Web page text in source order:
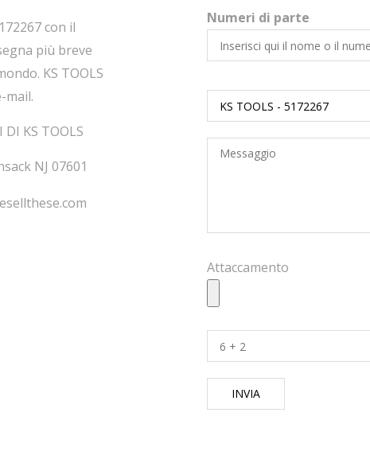
con il
più breve
KS TOOLS
mail.
DI KS TOOLS
NJ 07601
Numeri di parte
Attaccamento